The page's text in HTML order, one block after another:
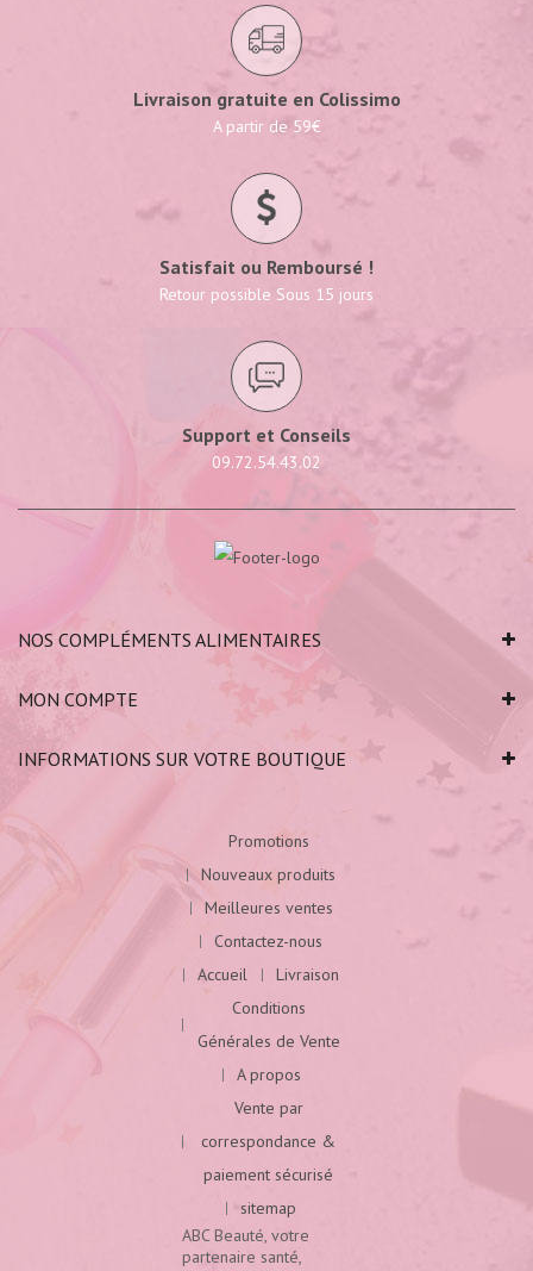
Livraison gratuite en Colissimo
A partir de 59€
Satisfait ou Remboursé !
Retour possible Sous 15 jours
Support et Conseils
09.72.54.43.02
NOS COMPLÉMENTS ALIMENTAIRES
MON COMPTE
INFORMATIONS SUR VOTRE BOUTIQUE
Promotions
Nouveaux produits
Meilleures ventes
Contactez-nous
Accueil
Livraison
Conditions
Générales de Vente
A propos
Vente par
correspondance &
paiement sécurisé
sitemap
ABC Beauté, votre
partenaire santé,